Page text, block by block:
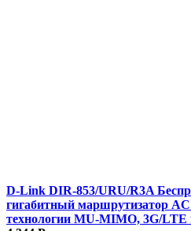
D-Link DIR-853/URU/R3A
гигабитный маршрутизатор
технологии MU-MIMO, 3G/LTE